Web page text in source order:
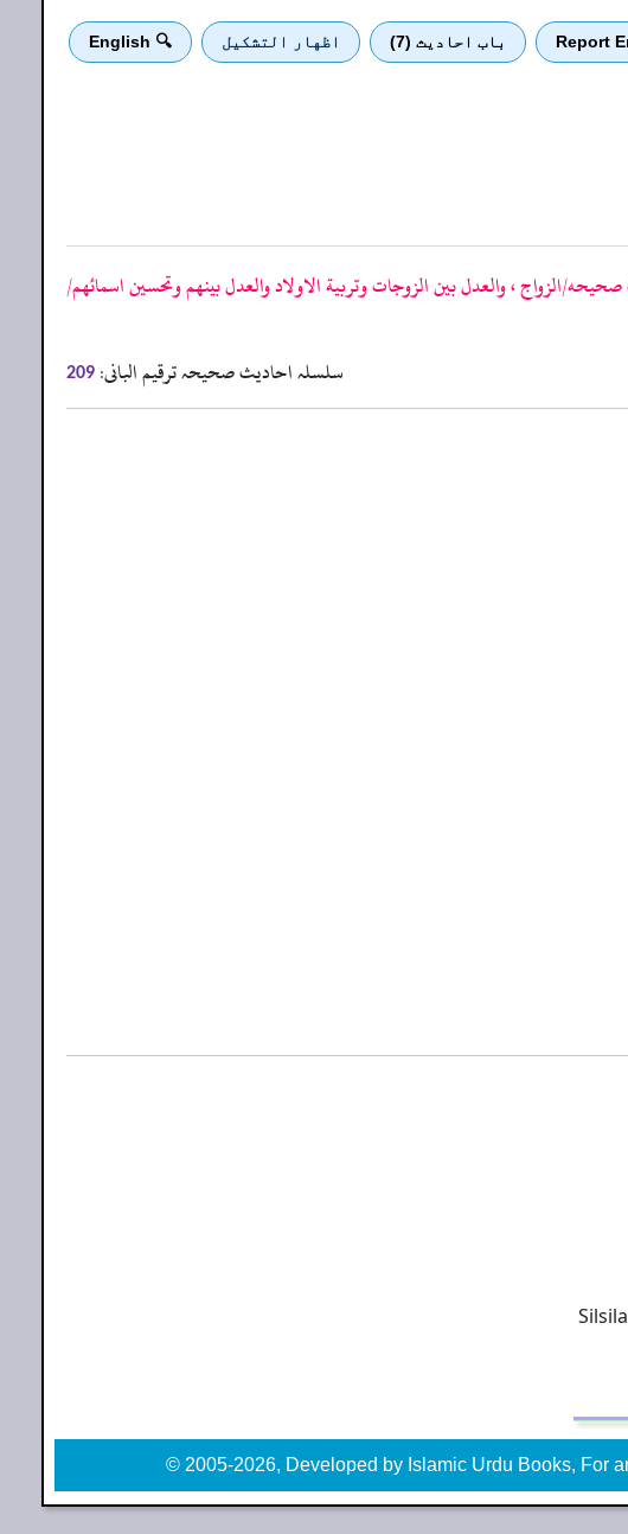
Report باب احادیث (7) اظهار التشكيل 🔍 English
الزواج ، والعدل بين الزوجات وتربية الاولاد والعدل بينهم وتحسين اسمائهم/
سلسلہ احادیث صحیحہ ترقیم البانی: 209
© 2005-2026, Developed by Islamic Urdu Books, For